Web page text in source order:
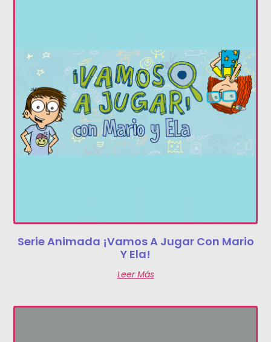
Serie Animada ¡Vamos A Jugar Con Mario
Y Ela!
Leer Más